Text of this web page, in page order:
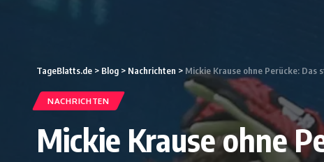
TageBlatts.de > Blog > Nachrichten > Mickie Krause ohne Perücke: Das
NACHRICHTEN
Mickie Krause ohne